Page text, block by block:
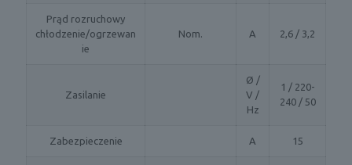
Prąd rozruchowy
chłodzenie/ogrzewan
ie
Nom. A 2,6 / 3,2
Zasilanie
Ø /
V /
Hz
1 / 220-
240 / 50
Zabezpieczenie A 15